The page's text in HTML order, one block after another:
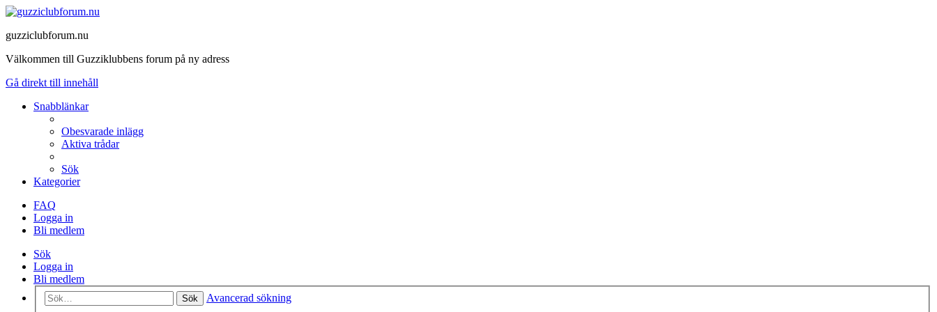
guzziclubforum.nu
Välkommen till Guzziklubbens forum på ny adress
Gå direkt till innehåll
Snabblänkar
Obesvarade inlägg
Aktiva trådar
Sök
Kategorier
FAQ
Logga in
Bli medlem
Sök
Logga in
Bli medlem
Sök Avancerad sökning